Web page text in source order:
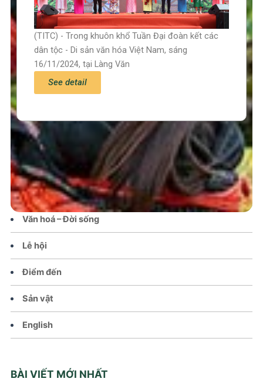
Trang chủ
Tin tức – Sự kiện
Chính sách
Văn hoá – Đời sống
Lễ hội
Điểm đến
Sản vật
English
BÀI VIẾT MỚI NHẤT
(TITC) - Trong khuôn khổ Tuần Đại đoàn kết các
dân tộc - Di sản văn hóa Việt Nam, sáng
16/11/2024, tại Làng Văn
See detail